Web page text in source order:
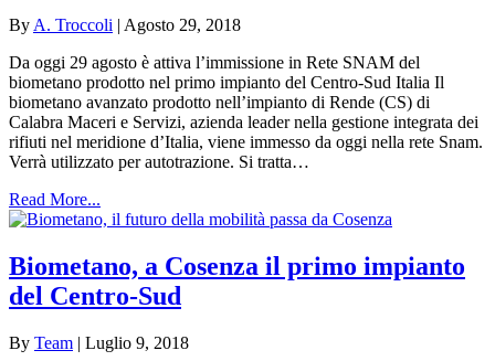
By A. Troccoli | Agosto 29, 2018
Da oggi 29 agosto è attiva l’immissione in Rete SNAM del
biometano prodotto nel primo impianto del Centro-Sud Italia Il
biometano avanzato prodotto nell’impianto di Rende (CS) di
Calabra Maceri e Servizi, azienda leader nella gestione integrata dei
rifiuti nel meridione d’Italia, viene immesso da oggi nella rete Snam.
Verrà utilizzato per autotrazione. Si tratta…
Read More...
Biometano, a Cosenza il primo impianto
del Centro-Sud
By Team | Luglio 9, 2018